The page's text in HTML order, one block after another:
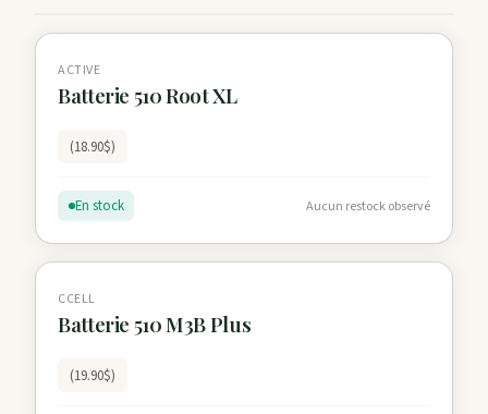
ACTIVE
Batterie 510 Root XL
(18.90$)
En stock Aucun restock observé
CCELL
Batterie 510 M3B Plus
(19.90$)